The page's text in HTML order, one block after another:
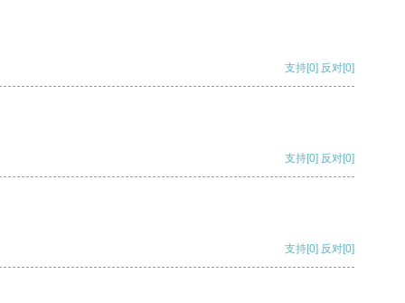
支持[0] 反对[0]
支持[0] 反对[0]
支持[0] 反对[0]